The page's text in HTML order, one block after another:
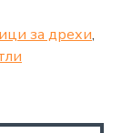
за дрехи,